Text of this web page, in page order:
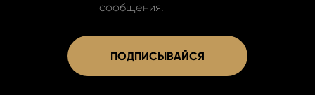
сообщения.
ПОДПИСЫВАЙСЯ